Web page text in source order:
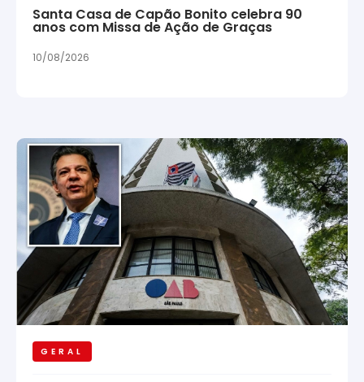
Santa Casa de Capão Bonito celebra 90
anos com Missa de Ação de Graças
10/08/2026
GERAL